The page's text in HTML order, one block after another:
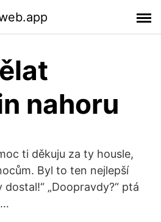
nahoru
ti děkuju za ty housle,
Byl to ten nejlepší
„Doopravdy?“ ptá